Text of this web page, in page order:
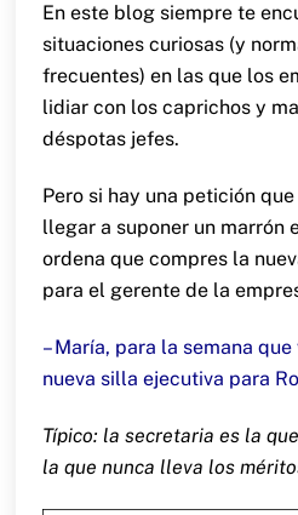
En este blog siempre te
situaciones curiosas (y
frecuentes) en las que los
lidiar con los caprichos y
déspotas jefes.
Pero si hay una petición
llegar a suponer un marrón
ordena que compres la
para el gerente de la
– María, para la semana
nueva silla ejecutiva para
Típico: la secretaria es la
la que nunca lleva los